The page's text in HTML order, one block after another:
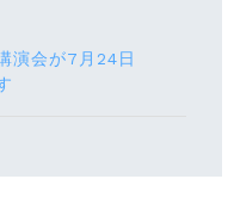
演会が7月24⽇